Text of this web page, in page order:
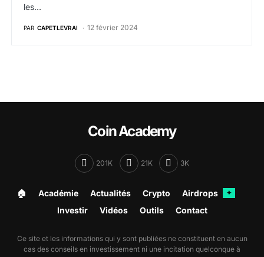
les…
PAR CAPETLEVRAI 12 février 2024
Coin Academy
201K 21K 3K
🏠︎ Académie Actualités Crypto Airdrops ✦
Investir Vidéos Outils Contact
Ce site et les informations qui y sont publiées ne constituent en aucun
cas des conseils en investissement ni une incitation quelconque à